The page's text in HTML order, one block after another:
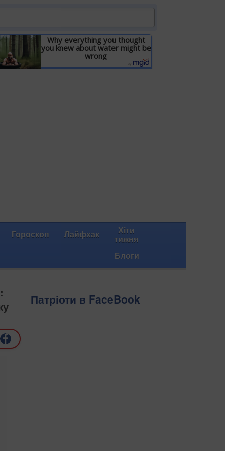
Why everything you thought
you knew about water might be
wrong
Гороскоп Лайфхак Хіти
тижня
Блоги
Патріоти в FaceBook